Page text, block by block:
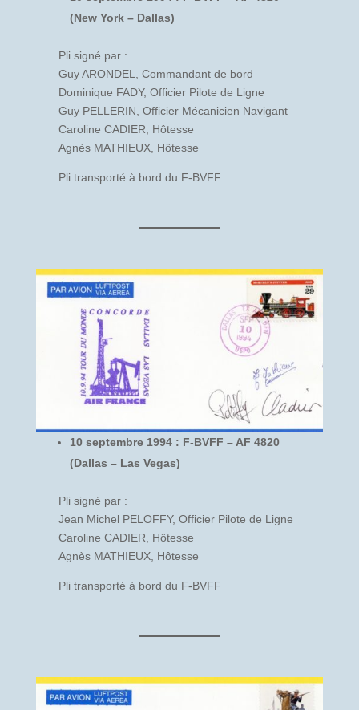
(New York – Dallas)
Pli signé par :
Guy ARONDEL, Commandant de bord
Dominique FADY, Officier Pilote de Ligne
Guy PELLERIN, Officier Mécanicien Navigant
Caroline CADIER, Hôtesse
Agnès MATHIEUX, Hôtesse
Pli transporté à bord du F-BVFF
10 septembre 1994 : F-BVFF – AF 4820
(Dallas – Las Vegas)
Pli signé par :
Jean Michel PELOFFY, Officier Pilote de Ligne
Caroline CADIER, Hôtesse
Agnès MATHIEUX, Hôtesse
Pli transporté à bord du F-BVFF